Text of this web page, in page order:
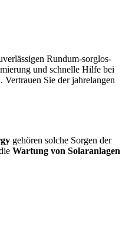
Rundum-sorglos-
und schnelle Hilfe bei
Sie der jahrelangen
gehören solche Sorgen der
Wartung von Solaranlagen